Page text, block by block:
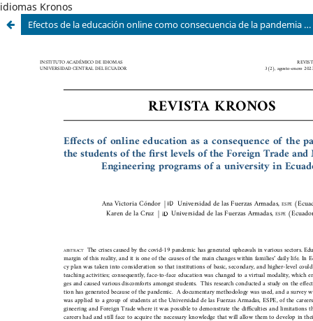
idiomas Kronos
Efectos de la educación online como consecuencia de la pandemia en los estudiantes de los primeros niveles de las carreras de Comercio Exterior e Ingeniería Mecánica de una universidad en Ecuador